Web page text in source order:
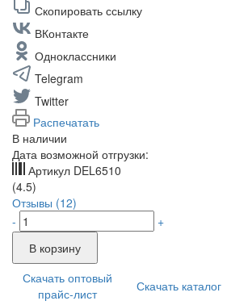
Скопировать ссылку
ВКонтакте
Одноклассники
Telegram
Twitter
Распечатать
В наличии
Дата возможной отгрузки:
Артикул DEL6510
(4.5)
Отзывы (12)
-
+
В корзину
Скачать оптовый
прайс-лист
Скачать каталог